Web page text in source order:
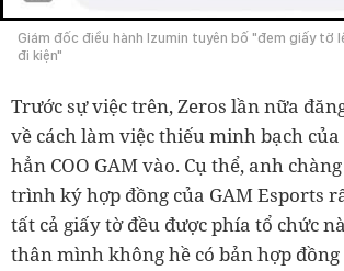
Giám đốc điều hành Izumin tuyên bố "đem giấy tờ
đi kiện"
Trước sự việc trên, Zeros lần nữa
về cách làm việc thiếu minh bạch của
hẳn COO GAM vào. Cụ thể, anh
trình ký hợp đồng của GAM Esports
tất cả giấy tờ đều được phía tổ chức
thân mình không hề có bản hợp đồng